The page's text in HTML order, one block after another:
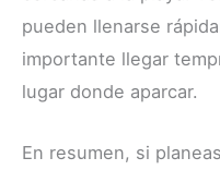
pueden llenarse
importante llegar
lugar donde aparcar.
En resumen, si